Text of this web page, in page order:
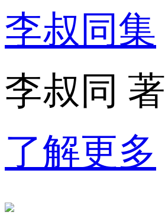
李叔同集
李叔同 著
了解更多